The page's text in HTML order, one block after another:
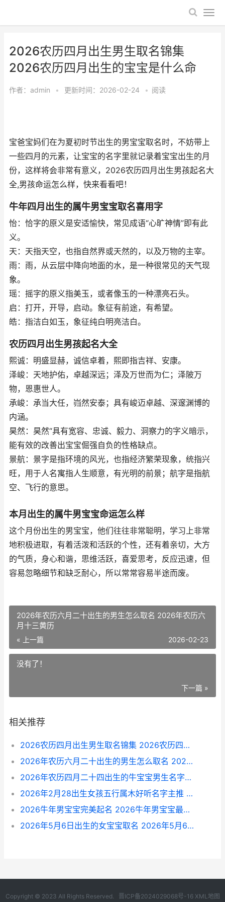
2026农历四月出生男生取名锦集
2026农历四月出生的宝宝是什么命
作者： admin • 更新时间：2026-02-24 • 阅读
宝爸宝妈们在为夏初时节出生的男宝宝取名时，不妨带上
一些四月的元素，让宝宝的名字里就记录着宝宝出生的月
份，这样将会非常有意义，2026农历四月出生男孩起名大
全,男孩命运怎么样，快来看看吧！
牛年四月出生的属牛男宝宝取名喜用字
怡：恰字的原义是安适愉快，常见成语“心旷神情”即有此
义。
天：天指天空，也指自然界或天然的，以及万物的主宰。
雨：雨，从云层中降向地面的水，是一种很常见的天气现
象。
瑶：摇字的原义指美玉，或者像玉的一种漂亮石头。
启：打开，开导，启动。象征有前途，有希望。
皓：指洁白如玉，象征纯白明亮洁白。
农历四月出生男孩起名大全
熙诚：明盛显赫，诚信卓着，熙即指吉祥、安康。
泽峻：天地护佑，卓越深远；泽及万世而为仁；泽陂万
物，恩惠世人。
承峻：承当大任，岿然安泰；具有峻迈卓越、深邃渊博的
内涵。
昊然：昊然“具有宽容、忠诚、毅力、洞察力的字义暗示，
能有效的改善出宝宝倔强自负的性格缺点。
景航：景字是指环境的风光，也指经济繁荣现象，统指兴
旺，用于人名寓指人生顺意，有光明的前景；航字是指航
空、飞行的意思。
本月出生的属牛男宝宝命运怎么样
这个月份出生的男宝宝，他们往往非常聪明，学习上非常
地积极进取，有着活泼和活跃的个性，还有着亲切，大方
的气质，身心和谐，思维活跃，喜爱思考，反应迅速，但
容易忽略细节和缺乏耐心，所以常常容易半途而废。
2026年农历六月二十出生的男生怎么取名 2026年农历六
月十三黄历
« 上一篇 2026-02-23
没有了！
下一篇 »
相关推荐
2026农历四月出生男生取名锦集 2026农历四月出生的宝宝是什么命
2026年农历六月二十出生的男生怎么取名 2026年农历六月十三黄历
2026年农历四月二十四出生的牛宝宝男生名字锦集 2026年农历四月初四适合订婚吗
2026年2月28出生女孩五行属木好听名字主推 2026年2月28日出生的是什么星座
2026牛年男宝宝完美起名 2026牛年男宝宝最佳名字
2026年5月6日出生的女宝宝取名 2026年5月6日出生的宝宝五行
Copyright © 2023 All Rights Reserved. 晋ICP备2024029068号-16 XML地图